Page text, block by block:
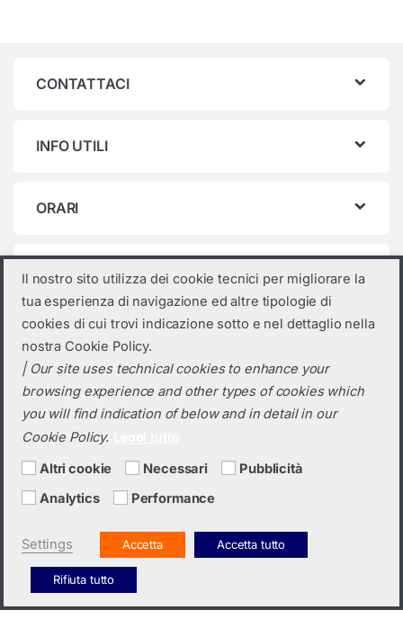
CONTATTACI
INFO UTILI
ORARI
Categorie prodotto
Seleziona una categoria
Hai bisogno di un preventivo?
+39 0423 6326
Il nostro sito utilizza dei cookie tecnici per migliorare la
tua esperienza di navigazione ed altre tipologie di
cookies di cui trovi indicazione sotto e nel dettaglio nella
nostra Cookie Policy.
| Our site uses technical cookies to enhance your
browsing experience and other types of cookies which
you will find indication of below and in detail in our
Cookie Policy.
Altri cookie Necessari
Pubblicità
Analytics
Performance
Settings Accetta Accetta tutto
Rifiuta tutto